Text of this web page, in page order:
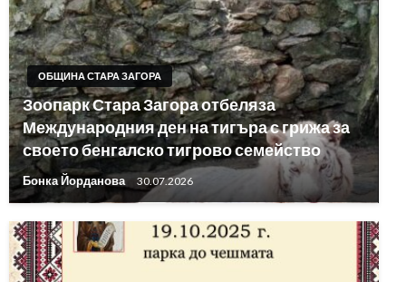
ОБЩИНА СТАРА ЗАГОРА
Зоопарк Стара Загора отбеляза
Международния ден на тигъра с грижа за
своето бенгалско тигрово семейство
Бонка Йорданова 30.07.2026